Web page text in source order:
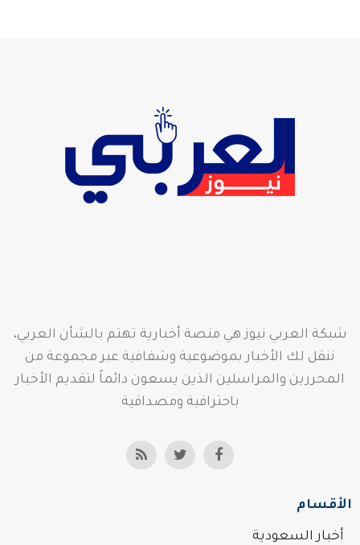
شبكة العربي نيوز هي منصة أخبارية تهتم بالشأن العربي،
ننقل لك الأخبار بموضوعية وشفافية عبر مجموعة من
المحررين والمراسلين الذين يسعون دائماً لتقديم الأخبار
باحترافية ومصداقية
الأقسام
أخبار السعودية